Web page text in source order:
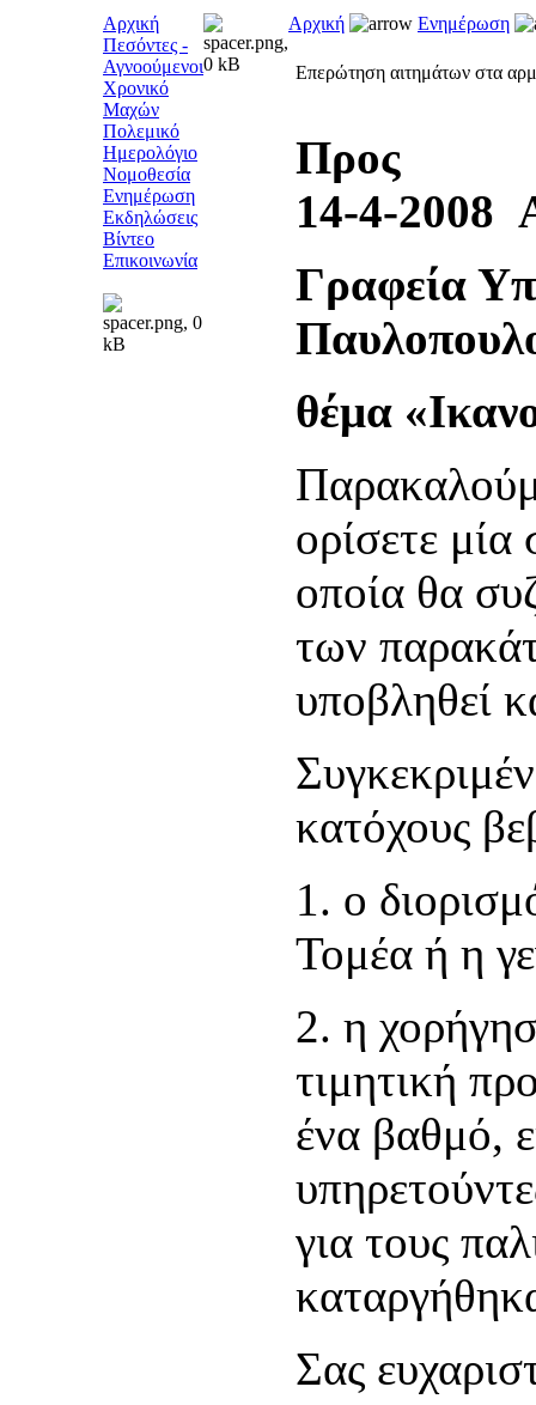
Αρχική
Πεσόντες -
Αγνοούμενοι
Χρονικό
Μαχών
Πολεμικό
Ημερολόγιο
Νομοθεσία
Ενημέρωση
Εκδηλώσεις
Βίντεο
Επικοινωνία
Αρχική Ενημέρωση
Επερώτηση αιτημάτων στα
14-4-2008
Γραφεία
θέμα
ορίσετε
οποία θα
των
υποβληθεί
κατόχους
1. ο
Τομέα ή η
2. η
τιμητική
ένα βαθμό,
για τους
Σας